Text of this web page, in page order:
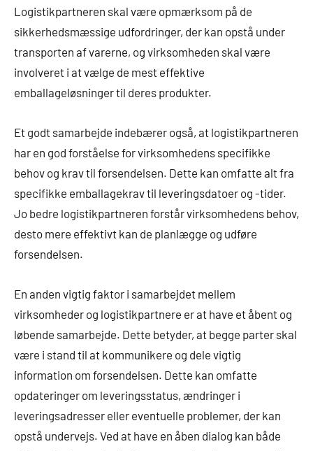
Logistikpartneren skal være opmærksom på de
sikkerhedsmæssige udfordringer, der kan opstå under
transporten af varerne, og virksomheden skal være
involveret i at vælge de mest effektive
emballageløsninger til deres produkter.
Et godt samarbejde indebærer også, at logistikpartneren
har en god forståelse for virksomhedens specifikke
behov og krav til forsendelsen. Dette kan omfatte alt fra
specifikke emballagekrav til leveringsdatoer og -tider.
Jo bedre logistikpartneren forstår virksomhedens behov,
desto mere effektivt kan de planlægge og udføre
forsendelsen.
En anden vigtig faktor i samarbejdet mellem
virksomheder og logistikpartnere er at have et åbent og
løbende samarbejde. Dette betyder, at begge parter skal
være i stand til at kommunikere og dele vigtig
information om forsendelsen. Dette kan omfatte
opdateringer om leveringsstatus, ændringer i
leveringsadresser eller eventuelle problemer, der kan
opstå undervejs. Ved at have en åben dialog kan både